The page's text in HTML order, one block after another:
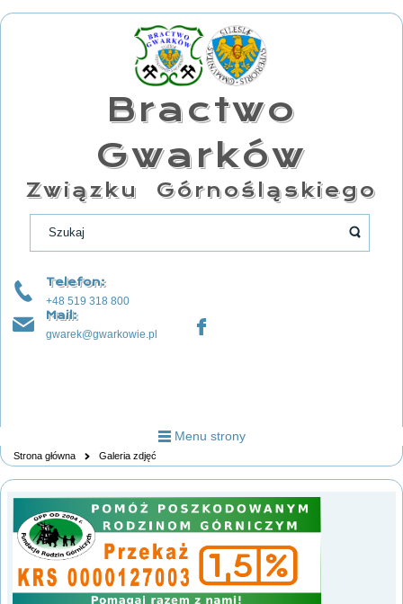
Bractwo
Gwarków
Związku Górnośląskiego
Telefon:
+48 519 318 800
Mail:
gwarek@gwarkowie.pl
Menu strony
Strona główna Galeria zdjęć